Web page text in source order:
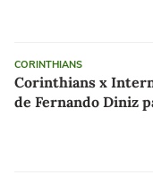
CORINTHIANS
Corinthians x
de Fernando Diniz